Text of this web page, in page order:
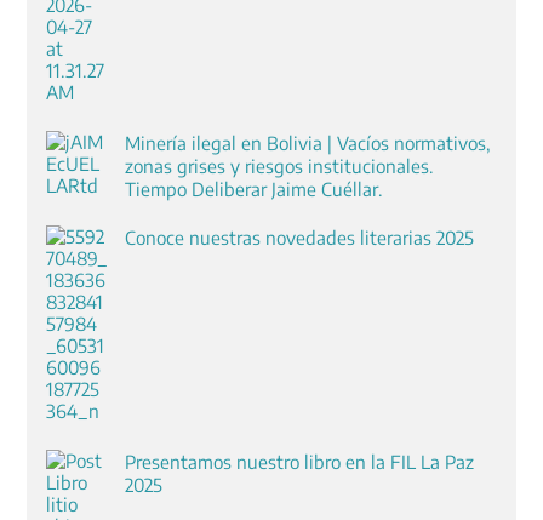
Minería ilegal en Bolivia | Vacíos normativos,
zonas grises y riesgos institucionales.
Tiempo Deliberar Jaime Cuéllar.
Conoce nuestras novedades literarias 2025
Presentamos nuestro libro en la FIL La Paz
2025